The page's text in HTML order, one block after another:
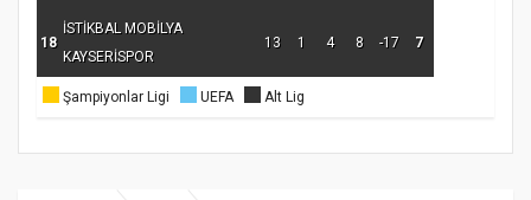
18
İSTİKBAL MOBİLYA
KAYSERİSPOR
13 1 4 8 -17 7
Şampiyonlar Ligi UEFA Alt Lig